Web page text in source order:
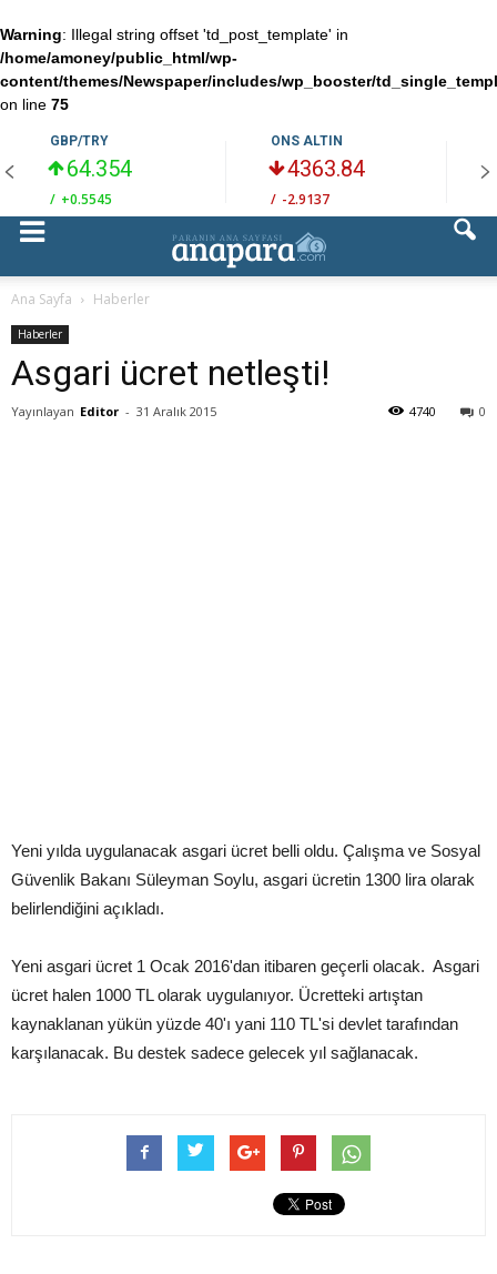
Warning: Illegal string offset 'td_post_template' in
/home/amoney/public_html/wp-
content/themes/Newspaper/includes/wp_booster/
on line 75
GBP/TRY
64.354
/ +0.5545
ONS ALTIN
4363.84
/ -2.9137
Ana Sayfa Haberler
Haberler
Asgari ücret netleşti!
Yayınlayan Editor - 31 Aralık 2015 0
4740
Yeni yılda uygulanacak asgari ücret belli oldu. Çalışma ve Sosyal
Güvenlik Bakanı Süleyman Soylu, asgari ücretin 1300 lira olarak
belirlendiğini açıkladı.
Yeni asgari ücret 1 Ocak 2016'dan itibaren geçerli olacak. Asgari
ücret halen 1000 TL olarak uygulanıyor. Ücretteki artıştan
kaynaklanan yükün yüzde 40'ı yani 110 TL'si devlet tarafından
karşılanacak. Bu destek sadece gelecek yıl sağlanacak.